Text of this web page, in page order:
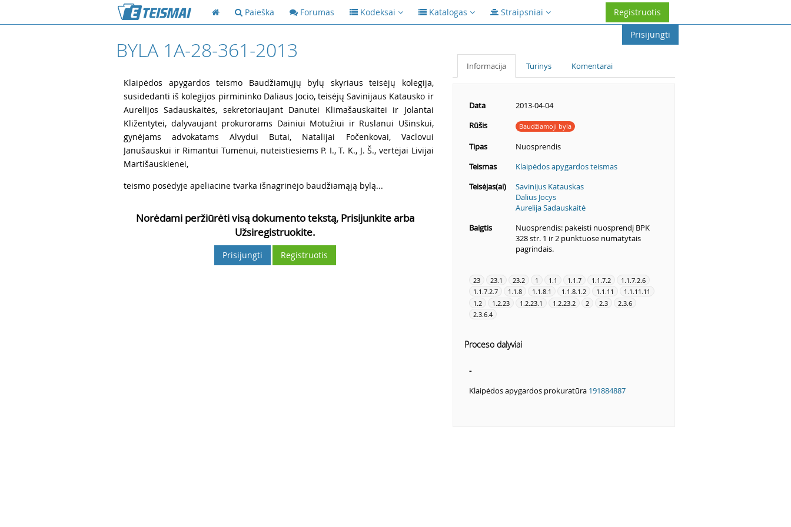
Paieška Forumas Kodeksai Katalogas Straipsniai
Registruotis
Prisijungti
BYLA 1A-28-361-2013
Klaipėdos apygardos teismo Baudžiamųjų bylų skyriaus teisėjų kolegija,
susidedanti iš kolegijos pirmininko Daliaus Jocio, teisėjų Savinijaus Katausko ir
Aurelijos Sadauskaitės, sekretoriaujant Danutei Klimašauskaitei ir Jolantai
Kližentytei, dalyvaujant prokurorams Dainiui Motužiui ir Ruslanui Ušinskui,
gynėjams advokatams Alvydui Butai, Natalijai Fočenkovai, Vaclovui
Janušauskui ir Rimantui Tumėnui, nuteistiesiems P. I., T. K., J. Š., vertėjai Livijai
Martišauskienei,
teismo posėdyje apeliacine tvarka išnagrinėjo baudžiamąją bylą...
Norėdami peržiūrėti visą dokumento tekstą, Prisijunkite arba
Užsiregistruokite.
Prisijungti Registruotis
Informacija Turinys Komentarai
Data
2013-04-04
Rūšis
Baudžiamoji byla
Tipas
Nuosprendis
Teismas
Klaipėdos apygardos teismas
Teisėjas(ai)
Savinijus Katauskas
Dalius Jocys
Aurelija Sadauskaitė
Baigtis
Nuosprendis: pakeisti nuosprendį BPK
328 str. 1 ir 2 punktuose numatytais
pagrindais.
23 23.1 23.2 1 1.1 1.1.7 1.1.7.2
1.1.7.2.6
1.1.7.2.7
1.1.8 1.1.8.1 1.1.8.1.2 1.1.11
1.1.11.11
1.2
1.2.23 1.2.23.1 1.2.23.2 2 2.3
2.3.6
2.3.6.4
Proceso dalyviai
-
Klaipėdos apygardos prokuratūra 191884887